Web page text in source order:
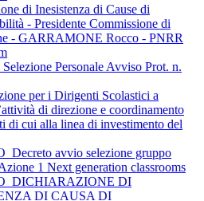
di Inesistenza di Cause di
- Presidente Commissione di
- GARRAMONE Rocco - PNRR
Personale Avviso Prot. n.
per i Dirigenti Scolastici a
di direzione e coordinamento
di cui alla linea di investimento del
avvio selezione gruppo
1 Next generation classrooms
DI
DI CAUSA DI